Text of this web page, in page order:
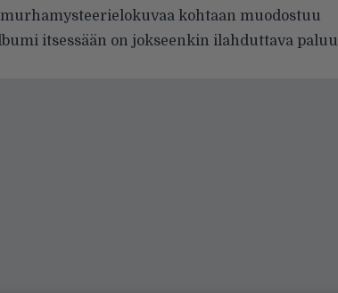
kohtaan muodostuu
itsessään on jokseenkin ilahduttava paluu